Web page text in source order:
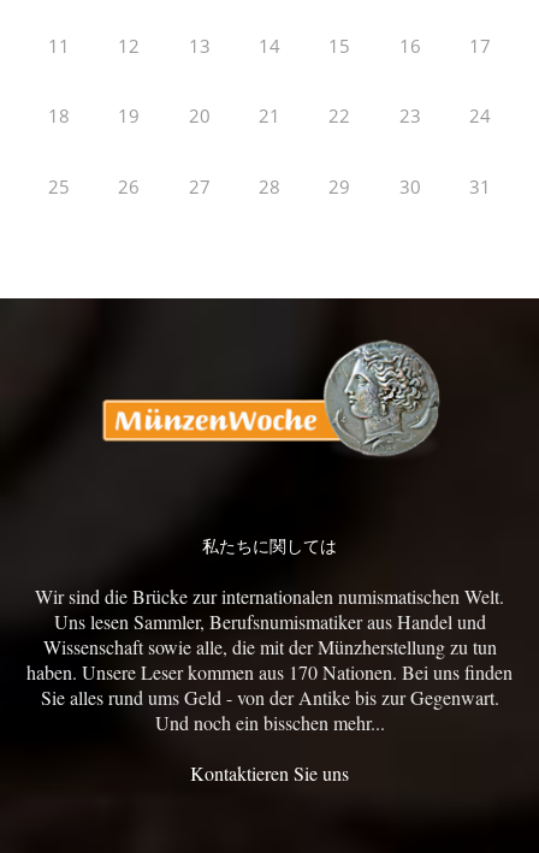
11 12 13 14 15 16 17
18 19 20 21 22 23 24
25 26 27 28 29 30 31
私たちに関しては
Wir sind die Brücke zur internationalen numismatischen Welt.
Uns lesen Sammler, Berufsnumismatiker aus Handel und
Wissenschaft sowie alle, die mit der Münzherstellung zu tun
haben. Unsere Leser kommen aus 170 Nationen. Bei uns finden
Sie alles rund ums Geld - von der Antike bis zur Gegenwart.
Und noch ein bisschen mehr...
Kontaktieren Sie uns